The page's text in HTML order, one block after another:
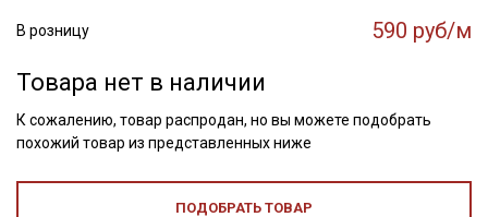
В розницу 590 руб/м
Товара нет в наличии
К сожалению, товар распродан, но вы можете подобрать
похожий товар из представленных ниже
ПОДОБРАТЬ ТОВАР